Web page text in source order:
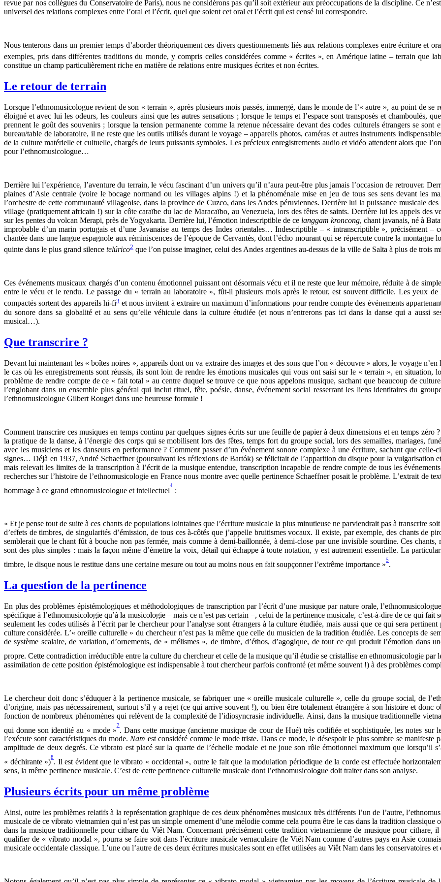
revue par nos collègues du Conservatoire de Paris), nous ne considérons pas qu’il soit extérieur aux préoccupations de la discipline. Ce
universel des relations complexes entre l’oral et l’écrit, quel que soient cet oral et l’écrit qui est censé lui correspondre.
Nous tenterons dans un premier temps d’aborder théoriquement ces divers questionnements liés aux relations complexes entre écriture et
exemples, pris dans différentes traditions du monde, y compris celles considérées comme « écrites », en Amérique latine – terrain que
constitue un champ particulièrement riche en matière de relations entre musiques écrites et non écrites.
Le retour de terrain
Lorsque l’ethnomusicologue revient de son « terrain », après plusieurs mois passés, immergé, dans le monde de l’« autre », au point de se
éloigné et avec lui les odeurs, les couleurs ainsi que les autres sensations ; lorsque le temps et l’espace sont transposés et chamboulés,
prennent le goût des souvenirs ; lorsque la tension permanente comme la retenue nécessaire devant des codes culturels étrangers se
bureau/table de laboratoire, il ne reste que les outils utilisés durant le voyage – appareils photos, caméras et autres instruments
de la culture matérielle et cultuelle, chargés de leurs puissants symboles. Les précieux enregistrements audio et vidéo attendent alors que
pour l’ethnomusicologue…
Derrière lui l’expérience, l’aventure du terrain, le vécu fascinant d’un univers qu’il n’aura peut-être plus jamais l’occasion de retrouver.
plaines d’Asie centrale (voire le bocage normand ou les villages alpins !) et la phénoménale mise en jeu de tous ses sens devant les
l’orchestre de cette communauté villageoise, dans la province de Cuzco, dans les Andes péruviennes. Derrière lui la puissance musicale
village (pratiquement africain !) sur la côte caraïbe du lac de Maracaïbo, au Venezuela, lors des fêtes de saints. Derrière lui les appels des
sur les pentes du volcan Merapi, près de Yogyakarta. Derrière lui, l’émotion indescriptible de ce langgam kroncong, chant javanais, né à
improbable d’un marin portugais et d’une Javanaise au temps des Indes orientales… Indescriptible – « intranscriptible », précisément –
chantée dans une langue espagnole aux réminiscences de l’époque de Cervantès, dont l’écho mourant qui se répercute contre la
quinte dans le plus grand silence telúrico2 que l’on puisse imaginer, celui des Andes argentines au-dessus de la ville de Salta à plus de trois
Ces événements musicaux chargés d’un contenu émotionnel puissant ont désormais vécu et il ne reste que leur mémoire, réduite à de
entre le vécu et le rendu. Le passage du « terrain au laboratoire », fût-il plusieurs mois après le retour, est souvent difficile. Les yeux
compactés sortent des appareils hi-fi3et nous invitent à extraire un maximum d’informations pour rendre compte des événements
du sonore dans sa globalité et au sens qu’elle véhicule dans la culture étudiée (et nous n’entrerons pas ici dans la danse qui a aussi
musical…).
Que transcrire ?
Devant lui maintenant les « boîtes noires », appareils dont on va extraire des images et des sons que l’on « découvre » alors, le voyage
le cas où les enregistrements sont réussis, ils sont loin de rendre les émotions musicales qui vous ont saisi sur le « terrain », en situation,
problème de rendre compte de ce « fait total » au centre duquel se trouve ce que nous appelons musique, sachant que beaucoup de
l’englobant dans un ensemble plus général qui inclut rituel, fête, poésie, danse, événement social resserrant les liens identitaires du
l’ethnomusicologue Gilbert Rouget dans une heureuse formule !
Comment transcrire ces musiques en temps continu par quelques signes écrits sur une feuille de papier à deux dimensions et en temps zéro
la pratique de la danse, à l’énergie des corps qui se mobilisent lors des fêtes, temps fort du groupe social, lors des semailles, mariages,
avec les musiciens et les danseurs en performance ? Comment passer d’un événement sonore complexe à une écriture, sachant que
signes… Déjà en 1937, André Schaeffner (poursuivant les réflexions de Bartók) se félicitait de l’apparition du disque pour la vulgarisation
mais relevait les limites de la transcription à l’écrit de la musique entendue, transcription incapable de rendre compte de tous les
recherches sur l’histoire de l’ethnomusicologie en France nous montre avec quelle pertinence Schaeffner posait le problème. L’extrait de
hommage à ce grand ethnomusicologue et intellectuel
4
:
« Et je pense tout de suite à ces chants de populations lointaines que l’écriture musicale la plus minutieuse ne parviendrait pas à transcrire
d’effets de timbres, de singularités d’émission, de tous ces à-côtés que j’appelle bruitismes vocaux. Il existe, par exemple, des chants de
semblerait que le chant fût à bouche non pas fermée, mais comme à demi-baillonnée, à demi-close par une invisible sourdine. Ces
sont des plus simples : mais la façon même d’émettre la voix, détail qui échappe à toute notation, y est autrement essentielle. La
timbre, le disque nous le restitue dans une certaine mesure ou tout au moins nous en fait soupçonner l’extrême importance »
5
.
La question de la pertinence
En plus des problèmes épistémologiques et méthodologiques de transcription par l’écrit d’une musique par nature orale,
spécifique à l’ethnomusicologie qu’à la musicologie – mais ce n’est pas certain –, celui de la pertinence musicale, c’est-à-dire de ce qui
seulement les codes utilisés à l’écrit par le chercheur pour l’analyse sont étrangers à la culture étudiée, mais aussi que ce qui sera
culture considérée. L’« oreille culturelle » du chercheur n’est pas la même que celle du musicien de la tradition étudiée. Les concepts de
de système scalaire, de variation, d’ornements, de « mélismes », de timbre, d’éthos, d’agogique, de tout ce qui produit l’émotion dans
propre. Cette contradiction irréductible entre la culture du chercheur et celle de la musique qu’il étudie se cristallise en ethnomusicologie
assimilation de cette position épistémologique est indispensable à tout chercheur parfois confronté (et même souvent !) à des problèmes
Le chercheur doit donc s’éduquer à la pertinence musicale, se fabriquer une « oreille musicale culturelle », celle du groupe social, de
d’origine, mais pas nécessairement, surtout s’il y a rejet (ce qui arrive souvent !), ou bien être totalement étrangère à son histoire et
fonction de nombreux phénomènes qui relèvent de la complexité de l’idiosyncrasie individuelle. Ainsi, dans la musique traditionnelle
qui donne son identité au « mode »
7
. Dans cette musique (ancienne musique de cour de Hué) très codifiée et sophistiquée, les notes
l’exécute sont caractéristiques du mode.Nam est considéré comme le mode triste. Dans ce mode, le désespoir le plus sombre se
amplitude de deux degrés. Ce vibrato est placé sur la quarte de l’échelle modale et ne joue son rôle émotionnel maximum que lorsqu’il
« déchirante »)
8
. Il est évident que le vibrato « occidental », outre le fait que la modulation périodique de la corde est effectuée
sens, la même pertinence musicale. C’est de cette pertinence culturelle musicale dont l’ethnomusicologue doit traiter dans son analyse.
Plusieurs écrits pour un même problème
Ainsi, outre les problèmes relatifs à la représentation graphique de ces deux phénomènes musicaux très différents l’un de l’autre,
musicale de ce vibrato vietnamien qui n’est pas un simple ornement d’une mélodie comme cela pourra être le cas dans la tradition
dans la musique traditionnelle pour cithare du Viêt Nam. Concernant précisément cette tradition vietnamienne de musique pour cithare,
qualifier de « vibrato modal », pourra se faire soit dans l’écriture musicale vernaculaire (le Viêt Nam comme d’autres pays en Asie
musicale occidentale classique. L’une ou l’autre de ces deux écritures musicales sont en effet utilisées au Viêt Nam dans les conservatoires et